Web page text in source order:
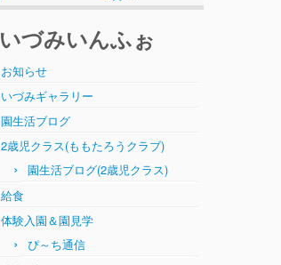
いづみいんふぉ
お知らせ
いづみギャラリー
園生活ブログ
2歳児クラス(ももたろうクラブ)
園生活ブログ(2歳児クラス)
給食
体験入園＆園見学
ぴ～ち通信